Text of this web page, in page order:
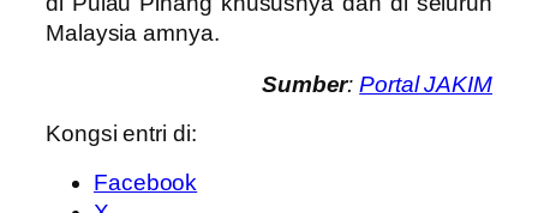
Malaysia amnya.
Sumber:Portal JAKIM
Kongsi entri di:
Facebook